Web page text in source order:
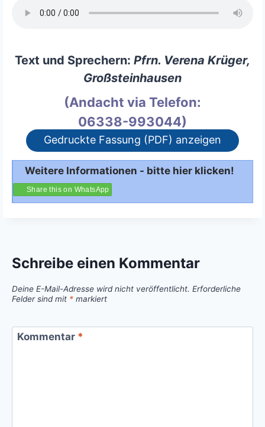
Text und Sprechern: Pfrn. Verena Krüger,
Großsteinhausen
(Andacht via Telefon:
06338-993044)
Gedruckte Fassung (PDF) anzeigen
Weitere Informationen - bitte hier klicken!
Share this on WhatsApp
Schreibe einen Kommentar
Deine E-Mail-Adresse wird nicht veröffentlicht. Erforderliche
Felder sind mit * markiert
Kommentar *